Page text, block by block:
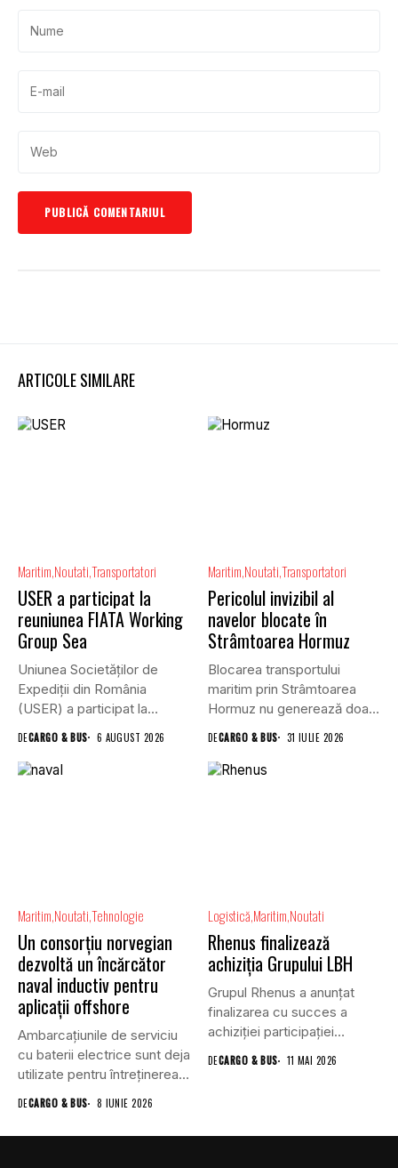
ARTICOLE SIMILARE
Maritim NoutatiTransportatori
USER a participat la
reuniunea FIATA Working
Group Sea
Uniunea Societăților de
Expediții din România
(USER) a participat la
DECARGO & BUS 6 AUGUST 2026
Maritim NoutatiTransportatori
Pericolul invizibil al
navelor blocate în
Strâmtoarea Hormuz
Blocarea transportului
maritim prin Strâmtoarea
Hormuz nu generează doar
DECARGO & BUS 31 IULIE 2026
Maritim NoutatiTehnologie
Un consorțiu norvegian
dezvoltă un încărcător
naval inductiv pentru
aplicații offshore
Ambarcațiunile de serviciu
cu baterii electrice sunt deja
utilizate pentru întreținerea
parcurilor...
DECARGO & BUS 8 IUNIE 2026
Logistică Maritim Noutati
Rhenus finalizează
achiziția Grupului LBH
Grupul Rhenus a anunțat
finalizarea cu succes a
achiziției participației
rămase de...
DECARGO & BUS 11 MAI 2026